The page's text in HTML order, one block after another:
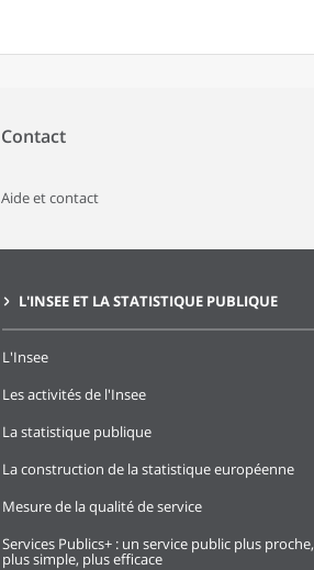
Contact
Aide et contact
L'INSEE ET LA STATISTIQUE PUBLIQUE
L'Insee
Les activités de l'Insee
La statistique publique
La construction de la statistique européenne
Mesure de la qualité de service
Services Publics+ : un service public plus proche,
plus simple, plus efficace